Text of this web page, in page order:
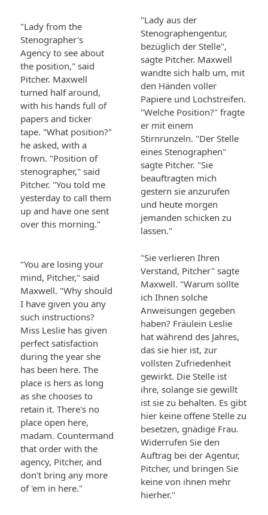
"Lady from the
Stenographer's
Agency to see about
the position," said
Pitcher. Maxwell
turned half around,
with his hands full of
papers and ticker
tape. "What position?"
he asked, with a
frown. "Position of
stenographer," said
Pitcher. "You told me
yesterday to call them
up and have one sent
over this morning."
"Lady aus der
Stenographengentur,
bezüglich der Stelle",
sagte Pitcher. Maxwell
wandte sich halb um, mit
den Händen voller
Papiere und Lochstreifen.
"Welche Position?" fragte
er mit einem
Stirnrunzeln. "Der Stelle
eines Stenographen"
sagte Pitcher. "Sie
beauftragten mich
gestern sie anzurufen
und heute morgen
jemanden schicken zu
lassen."
"You are losing your
mind, Pitcher," said
Maxwell. "Why should
I have given you any
such instructions?
Miss Leslie has given
perfect satisfaction
during the year she
has been here. The
place is hers as long
as she chooses to
retain it. There's no
place open here,
madam. Countermand
that order with the
agency, Pitcher, and
don't bring any more
of 'em in here."
"Sie verlieren Ihren
Verstand, Pitcher" sagte
Maxwell. "Warum sollte
ich Ihnen solche
Anweisungen gegeben
haben? Fräulein Leslie
hat während des Jahres,
das sie hier ist, zur
vollsten Zufriedenheit
gewirkt. Die Stelle ist
ihre, solange sie gewillt
ist sie zu behalten. Es gibt
hier keine offene Stelle zu
besetzen, gnädige Frau.
Widerrufen Sie den
Auftrag bei der Agentur,
Pitcher, und bringen Sie
keine von ihnen mehr
hierher."